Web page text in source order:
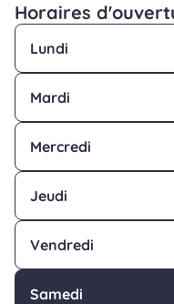
Horaires
Lundi
Mardi
Mercredi
Jeudi
Vendredi
Samedi